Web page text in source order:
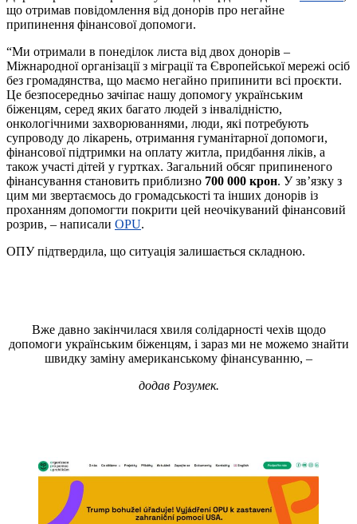
що отримав повідомлення від донорів про негайне
припинення фінансової допомоги.
“Ми отримали в понеділок листа від двох донорів –
Міжнародної організації з міграції та Європейської мережі осіб
без громадянства, що маємо негайно припинити всі проєкти.
Це безпосередньо зачіпає нашу допомогу українським
біженцям, серед яких багато людей з інвалідністю,
онкологічними захворюваннями, люди, які потребують
супроводу до лікарень, отримання гуманітарної допомоги,
фінансової підтримки на оплату житла, придбання ліків, а
також участі дітей у гуртках. Загальний обсяг припиненого
фінансування становить приблизно 700 000 крон. У зв’язку з
цим ми звертаємось до громадськості та інших донорів із
проханням допомогти покрити цей неочікуваний фінансовий
розрив, – написали OPU.
ОПУ підтвердила, що ситуація залишається складною.
Вже давно закінчилася хвиля солідарності чехів щодо
допомоги українським біженцям, і зараз ми не можемо знайти
швидку заміну американському фінансуванню, –
додав Розумек.